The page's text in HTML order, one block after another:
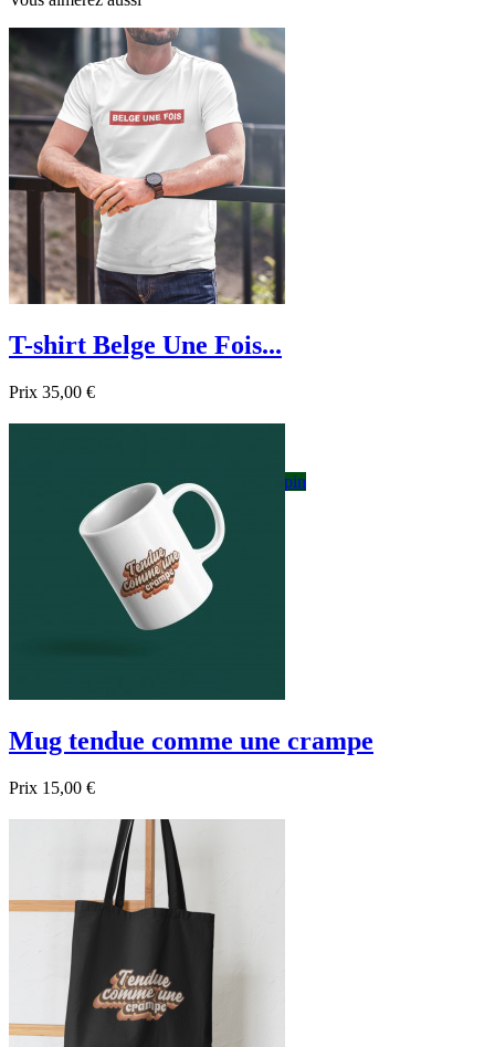
T-shirt Belge Une Fois...
Prix 35,00 €
Bordeau Bleu foncé sapin
Mug tendue comme une crampe
Prix 15,00 €
Aperçu rapide